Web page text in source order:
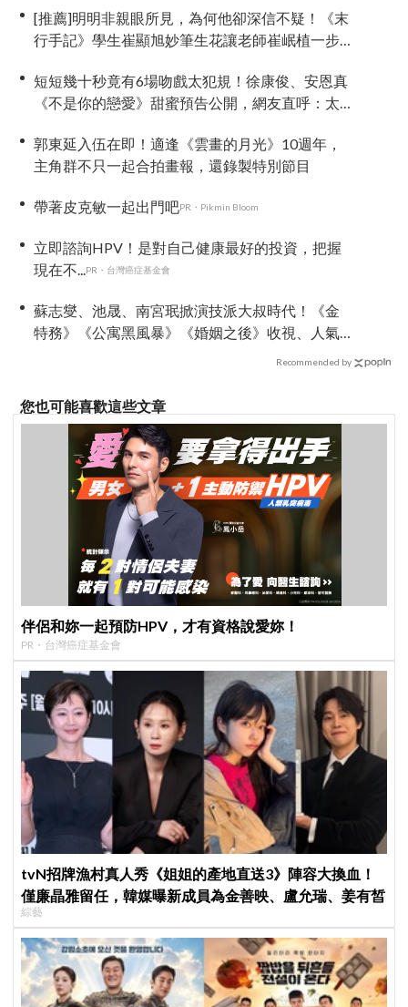
[推薦]明明非親眼所見，為何他卻深信不疑！《末
行手記》學生崔顯旭妙筆生花讓老師崔岷植一步
短短幾十秒竟有6場吻戲太犯規！徐康俊、安恩真
《不是你的戀愛》甜蜜預告公開，網友直呼：太
郭東延入伍在即！適逢《雲畫的月光》10週年，
主角群不只一起合拍畫報，還錄製特別節目
帶著皮克敏一起出門吧PR・Pikmin Bloom
立即諮詢HPV！是對自己健康最好的投資，把握
現在不...
PR・台灣癌症基金會
蘇志燮、池晟、南宮珉掀演技派大叔時代！《金
特務》《公寓黑風暴》《婚姻之後》收視、人氣
Recommended by
您也可能喜歡這些文章
伴侶和妳一起預防HPV，才有資格說愛妳！
PR・台灣癌症基金會
tvN招牌漁村真人秀《姐姐的產地直送3》陣容大換血！
僅廉晶雅留任，韓媒曝新成員為金善映、盧允瑞、姜有皙
綜藝